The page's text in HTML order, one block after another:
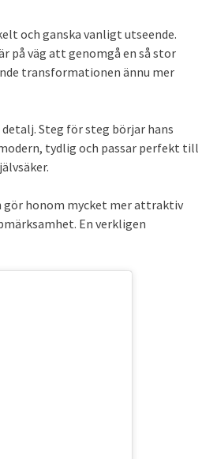
och ganska vanligt utseende.
på väg att genomgå en så stor
transformationen ännu mer
Steg för steg börjar hans
tydlig och passar perfekt till
honom mycket mer attraktiv
En verkligen